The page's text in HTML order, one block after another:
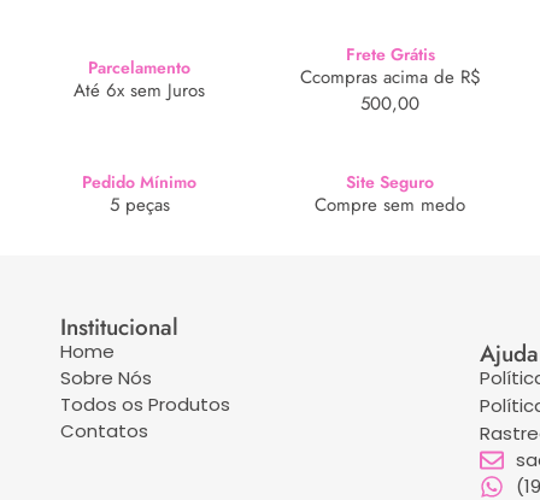
Parcelamento
Até 6x sem Juros
Frete Grátis
Ccompras acima de R$
500,00
Pedido Mínimo
5 peças
Site Seguro
Compre sem medo
Institucional
Home
Sobre Nós
Todos os Produtos
Contatos
Ajuda